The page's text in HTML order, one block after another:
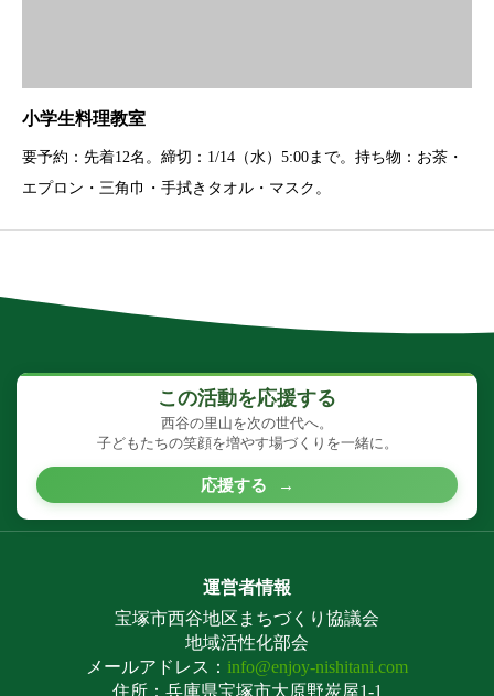
小学生料理教室
要予約：先着12名。締切：1/14（水）5:00まで。持ち物：お茶・
エプロン・三角巾・手拭きタオル・マスク。
この活動を応援する
西谷の里山を次の世代へ。
子どもたちの笑顔を増やす場づくりを一緒に。
応援する →
運営者情報
宝塚市西谷地区まちづくり協議会
地域活性化部会
メールアドレス： info@enjoy-nishitani.com
住所：兵庫県宝塚市大原野炭屋1-1